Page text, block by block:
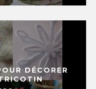
DÉCORER